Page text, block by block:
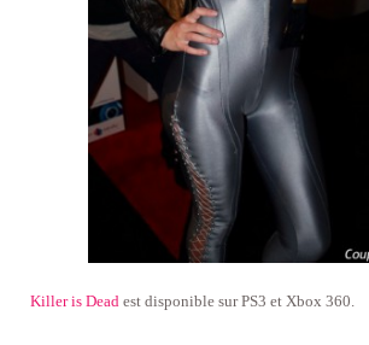
Killer is Dead est disponible sur PS3 et Xbox 360.